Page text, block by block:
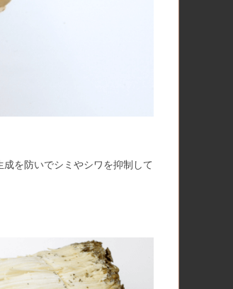
を防いでシミやシワを抑制して